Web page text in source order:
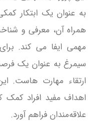
به عنوان یک ابتکار
همراه آن، معرفی و
مهمی ایفا می‌ کند.
سیمرغ به عنوان یک
ارتقاء مهارت‌ هاست.
اهداف مفید افراد کمک
علاقه‌مندان فراهم آورد.